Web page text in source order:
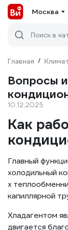
Москва
Поиск в
Главная /
Вопросы
10.12.2025
Как
Главный
холодильный
х
капиллярной
Хладагентом
двигается